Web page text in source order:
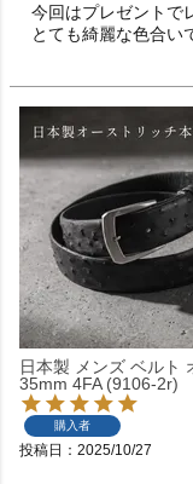
今回はプレゼントで
とても綺麗な色合い
日本製 メンズ ベルト
35mm 4FA (9106-2r)
購入者
投稿日 2025/10/27